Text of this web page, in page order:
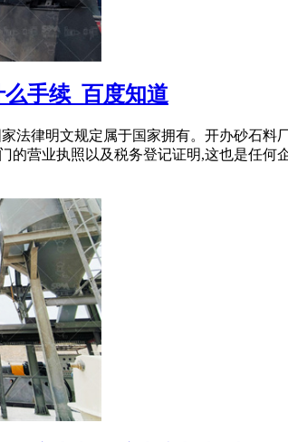
手续_百度知道
法律明文规定属于国家拥有。开办砂石
的营业执照以及税务登记证明,这也是任何